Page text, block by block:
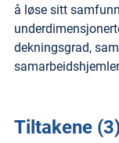
å løse sitt
dekningsgrad,
Tiltakene